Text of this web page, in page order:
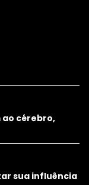
ao cérebro,
sua influência